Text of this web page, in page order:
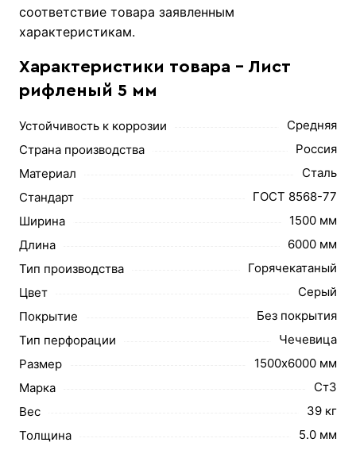
соответствие товара заявленным
характеристикам.
Характеристики товара - Лист
рифленый 5 мм
Устойчивость к коррозии
Средняя
Страна производства
Россия
Материал
Сталь
Стандарт
ГОСТ 8568-77
Ширина
1500 мм
Длина
6000 мм
Тип производства
Горячекатаный
Цвет
Серый
Покрытие
Без покрытия
Тип перфорации
Чечевица
Размер
1500х6000 мм
Марка
Ст3
Вес
39 кг
Толщина
5.0 мм